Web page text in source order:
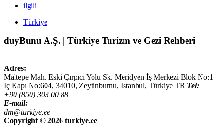
ilgili
Türkiye
duyBunu A.Ş. | Türkiye Turizm ve Gezi Rehberi
Adres:
Maltepe Mah. Eski Çırpıcı Yolu Sk. Meridyen İş Merkezi Blok No:1
İç Kapı No:604, 34010, Zeytinburnu, İstanbul, Türkiye TR Tel:
+90 (850) 303 00 88
E-mail:
dm@turkiye.ee
Copyright © 2026 turkiye.ee